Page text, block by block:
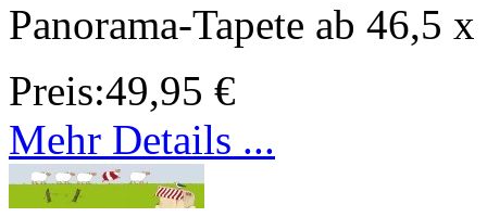
Panorama-Tapete ab 46,5
Preis:49,95 €
Mehr Details ...